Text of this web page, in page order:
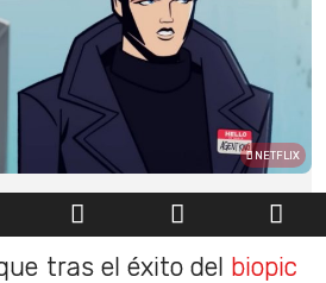
NETFLIX
tras el éxito del biopic